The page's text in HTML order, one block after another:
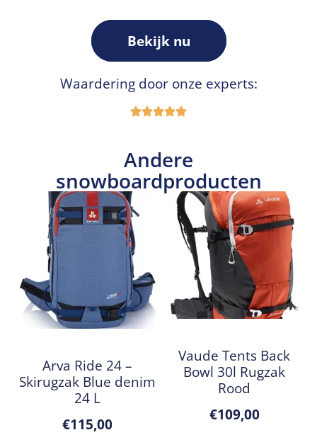
Bekijk nu
Waardering door onze experts:
Andere
snowboardproducten
Arva Ride 24 –
Skirugzak Blue denim
24 L
€115,00
Vaude Tents Back
Bowl 30l Rugzak
Rood
€109,00